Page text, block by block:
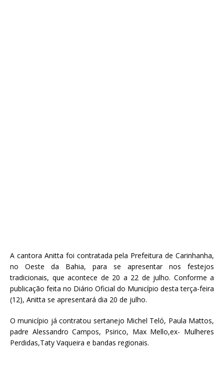
A cantora Anitta foi contratada pela Prefeitura de Carinhanha,
no Oeste da Bahia, para se apresentar nos festejos
tradicionais, que acontece de 20 a 22 de julho. Conforme a
publicação feita no Diário Oficial do Município desta terça-feira
(12), Anitta se apresentará dia 20 de julho.
O município já contratou sertanejo Michel Teló, Paula Mattos,
padre Alessandro Campos, Psirico, Max Mello,ex- Mulheres
Perdidas,Taty Vaqueira e bandas regionais.